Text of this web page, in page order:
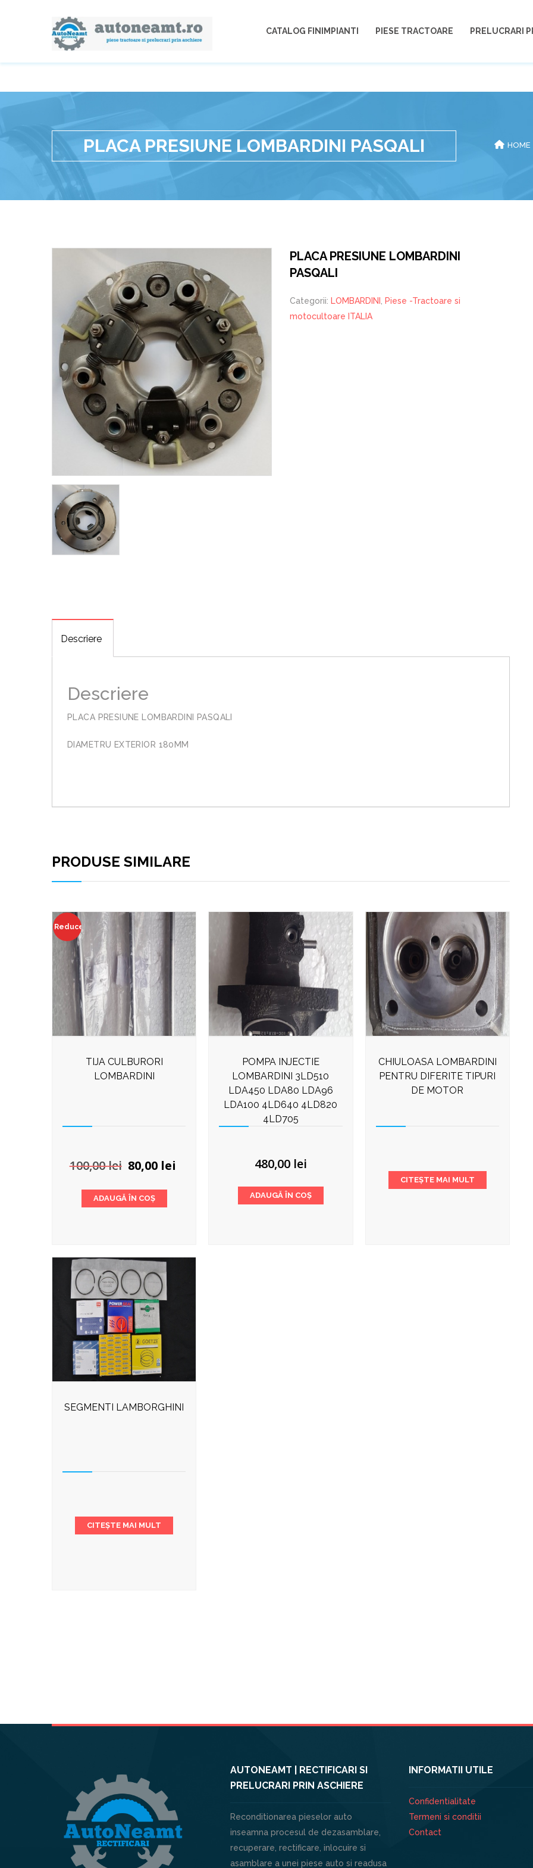
CATALOG FINIMPIANTI PIESE TRACTOARE PRELUCRARI
PLACA PRESIUNE LOMBARDINI PASQALI HOME
PLACA PRESIUNE LOMBARDINI
PASQALI
Categorii: LOMBARDINI
Piese -Tractoare si
motocultoare ITALIA
Descriere
Descriere
PLACA PRESIUNE LOMBARDINI PASQALI
DIAMETRU EXTERIOR 180MM
PRODUSE SIMILARE
Reduceri!
TIJA CULBURORI
LOMBARDINI
100,00lei Prețul
a
fost:
80,00 lei
ADAUGĂ ÎN COȘ
POMPA INJECTIE
LOMBARDINI 3LD510
LDA450 LDA80 LDA96
LDA100 4LD640 4LD820
4LD705
480,00 lei
ADAUGĂ ÎN COȘ
CHIULOASA LOMBARDINI
PENTRU DIFERITE TIPURI
DE MOTOR
CITEȘTE MAI MULT
SEGMENTI LAMBORGHINI
CITEȘTE MAI MULT
AUTONEAMT | RECTIFICARI SI
PRELUCRARI PRIN ASCHIERE
Reconditionarea pieselor auto
inseamna procesul de dezasamblare,
recuperare, rectificare, inlocuire si
asamblare a unei piese auto si readusa
INFORMATII UTILE
Confidentialitate
Termeni si conditii
Contact